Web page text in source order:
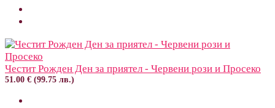
Честит Рожден Ден за приятел - Червени рози и Просеко
51.00 € (99.75 лв.)